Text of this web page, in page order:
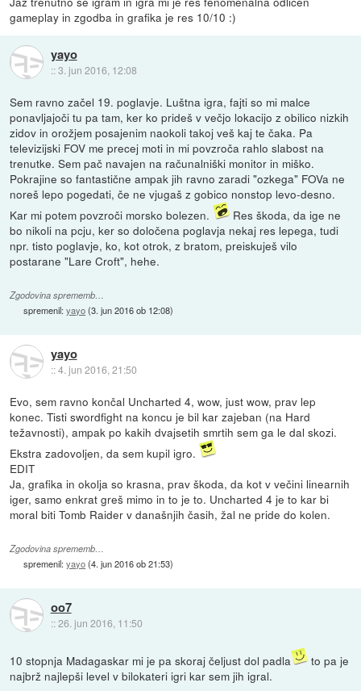
gameplay in zgodba in grafika je res 10/10 :)
yayo
::3. jun 2016, 12:08
Sem ravno začel 19. poglavje. Luštna igra, fajti so mi malce
ponavljajoči tu pa tam, ker ko prideš v večjo lokacijo z obilico nizkih
zidov in orožjem posajenim naokoli takoj veš kaj te čaka. Pa
televizijski FOV me precej moti in mi povzroča rahlo slabost na
trenutke. Sem pač navajen na računalniški monitor in miško.
Pokrajine so fantastične ampak jih ravno zaradi "ozkega" FOVa ne
noreš lepo pogedati, če ne vjugaš z gobico nonstop levo-desno.
Kar mi potem povzroči morsko bolezen.
Res škoda, da ige ne
bo nikoli na pcju, ker so določena poglavja nekaj res lepega, tudi
npr. tisto poglavje, ko, kot otrok, z bratom, preiskuješ vilo
postarane "Lare Croft", hehe.
Zgodovina sprememb…
spremenil:yayo(3. jun 2016 ob 12:08)
yayo
::4. jun 2016, 21:50
Evo, sem ravno končal Uncharted 4, wow, just wow, prav lep
konec. Tisti swordfight na koncu je bil kar zajeban (na Hard
težavnosti), ampak po kakih dvajsetih smrtih sem ga le dal skozi.
Ekstra zadovoljen, da sem kupil igro.
EDIT
Ja, grafika in okolja so krasna, prav škoda, da kot v večini linearnih
iger, samo enkrat greš mimo in to je to. Uncharted 4 je to kar bi
moral biti Tomb Raider v današnjih časih, žal ne pride do kolen.
Zgodovina sprememb…
spremenil:yayo(4. jun 2016 ob 21:53)
oo7
::26. jun 2016, 11:50
10 stopnja Madagaskar mi je pa skoraj čeljust dol padla
to pa je
najbrž najlepši level v bilokateri igri kar sem jih igral.